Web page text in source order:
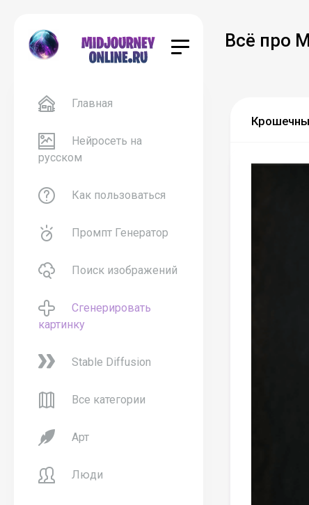
Всё про
Главная
Нейросеть на
русском
Как пользоваться
Промпт Генератор
Поиск изображений
Сгенерировать
картинку
Stable Diffusion
Все категории
Арт
Люди